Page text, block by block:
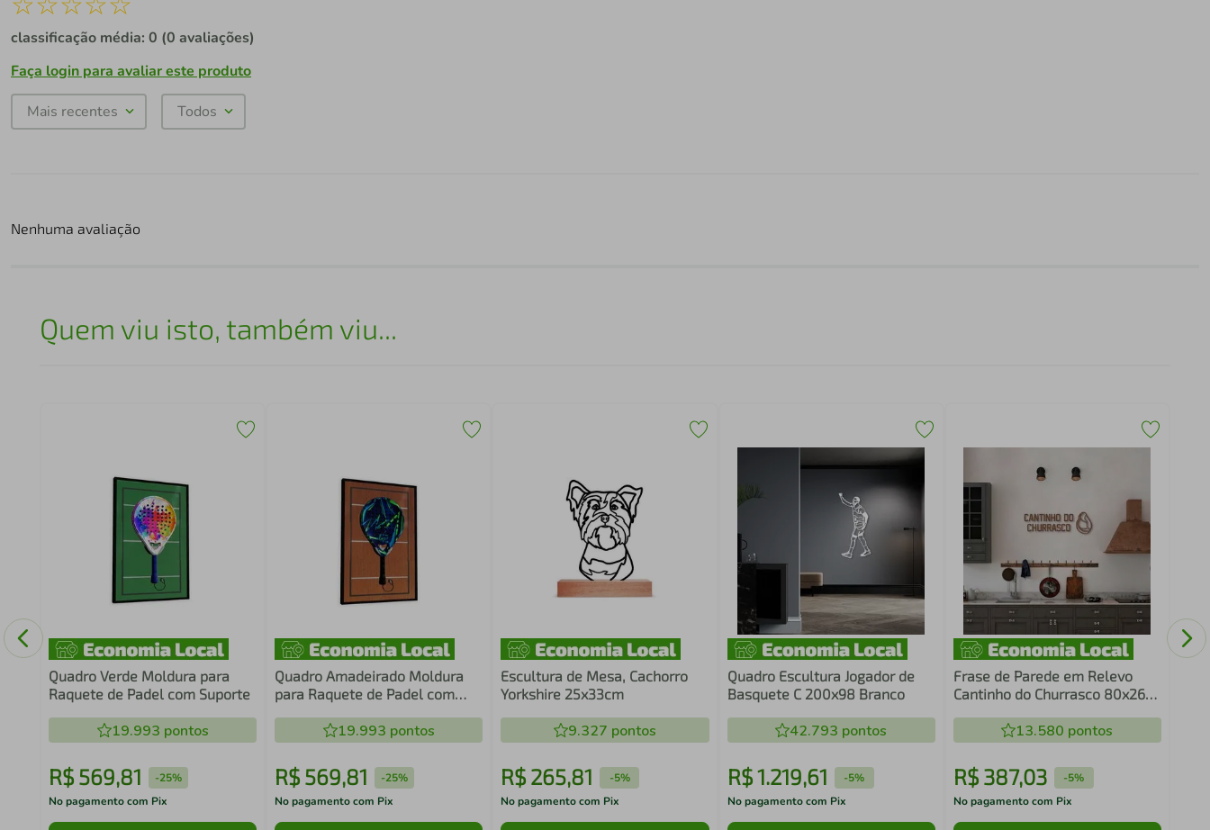
classificação média: 0 (0 avaliações)
Faça login para avaliar este produto
Mais recentes Todos
Nenhuma avaliação
Quem viu isto, também viu...
Quadro Verde Moldura para
Raquete de Padel com Suporte
19.993 pontos
R$ 569,81 -25%
No pagamento com Pix
Quadro Amadeirado Moldura
para Raquete de Padel com
19.993 pontos
R$ 569,81 -25%
No pagamento com Pix
Escultura de Mesa, Cachorro
Yorkshire 25x33cm
9.327 pontos
R$265,81 -5%
No pagamento com Pix
Quadro Escultura Jogador de
Basquete C 200x98 Branco
42.793 pontos
R$1.219,61 -5%
No pagamento com Pix
Frase de Parede em Relevo
Cantinho do Churrasco 80x26
13.580 pontos
R$ 387,03 -5%
No pagamento com Pix